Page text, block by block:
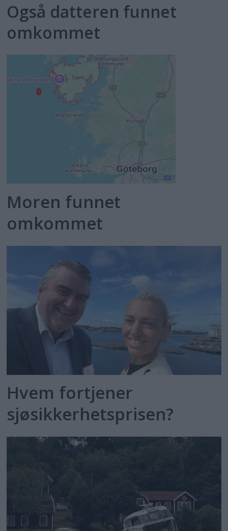
Også datteren funnet
omkommet
Moren funnet
omkommet
Hvem fortjener
sjøsikkerhetsprisen?